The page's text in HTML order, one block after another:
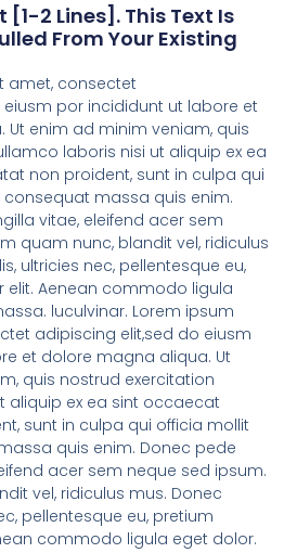
[1-2 Lines]. This Text Is
From Your Existing
amet, consectet
por incididunt ut labore et
enim ad minim veniam, quis
laboris nisi ut aliquip ex ea
non proident, sunt in culpa qui
massa quis enim.
vitae, eleifend acer sem
quam nunc, blandit vel, ridiculus
ultricies nec, pellentesque eu,
elit. Aenean commodo ligula
luculvinar. Lorem ipsum
adipiscing elit,sed do eiusm
et dolore magna aliqua. Ut
quis nostrud exercitation
aliquip ex ea sint occaecat
sunt in culpa qui officia mollit
quis enim. Donec pede
acer sem neque sed ipsum.
vel, ridiculus mus. Donec
pellentesque eu, pretium
commodo ligula eget dolor.